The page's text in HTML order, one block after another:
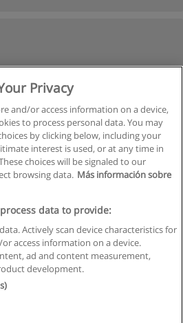
Regulamin
danych osobowych
Privacy
and/or access information on a device,
to process personal data. You may
by clicking below, including your
interest is used, or at any time in
choices will be signaled to our
browsing data. Más información sobre
data to provide:
Actively scan device characteristics for
access information on a device.
ad and content measurement,
development.